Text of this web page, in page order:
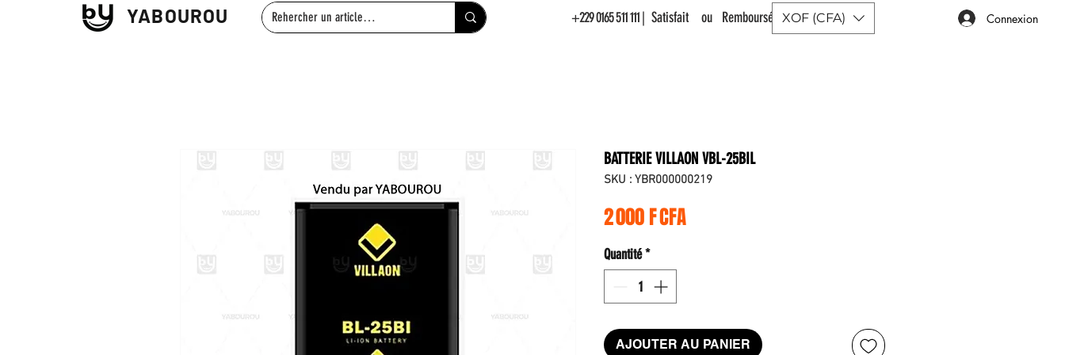
YABOUROU +229 0165 511 111| Satisfait ou Remboursé | Connexion
XOF (CFA)
BATTERIE VILLAON VBL-25BIL
SKU : YBR000000219
2 000 F CFAPrix
Quantité*
AJOUTER AU PANIER